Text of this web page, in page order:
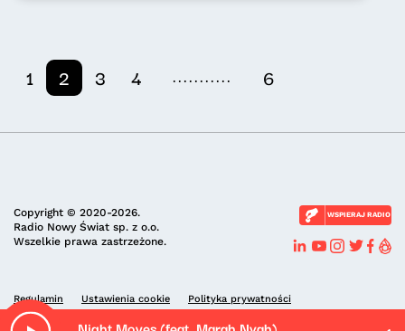
1 2 3 4 ........... 6
Copyright © 2020-2026.
Radio Nowy Świat sp. z o.o.
Wszelkie prawa zastrzeżone.
WSPIERAJ RADIO
Regulamin Ustawienia cookie Polityka prywatności